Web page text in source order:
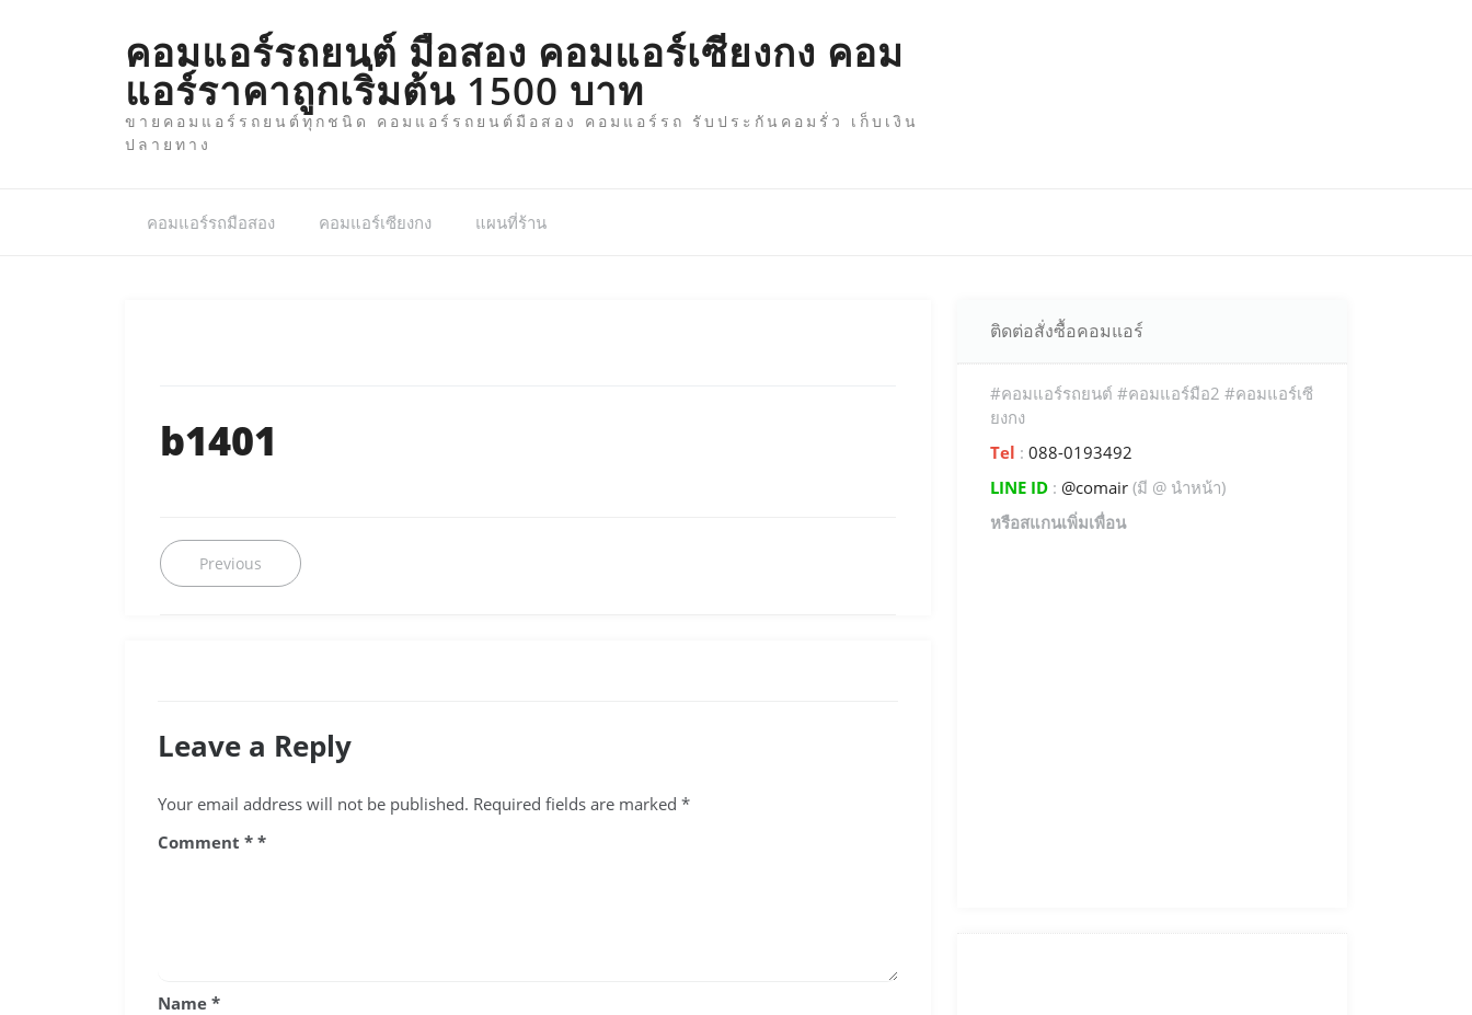
คอมแอร์รถยนต์ มือสอง คอมแอร์เซียงกง คอม
แอร์ราคาถูกเริ่มต้น 1500 บาท
ขายคอมแอร์รถยนต์ทุกชนิด คอมแอร์รถยนต์มือสอง คอมแอร์รถ รับประกันคอมรั่ว เก็บเงิน
ปลายทาง
คอมแอร์รถมือสอง คอมแอร์เซียงกง แผนที่ร้าน
b1401
Post
navigation
Previous Previous
post:
Leave a Reply
Your email address will not be published. Required fields are marked *
Comment *
Name *
ติดต่อสั่งซื้อคอมแอร์
#คอมแอร์รถยนต์ #คอมแอร์มือ2 #คอมแอร์เซี
ยงกง
Tel : 088-0193492
LINE ID : @comair (มี @ นำหน้า)
หรือสแกนเพิ่มเพื่อน